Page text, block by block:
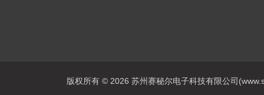
版权所有 © 2026 苏州赛秘尔电子科技有限公司